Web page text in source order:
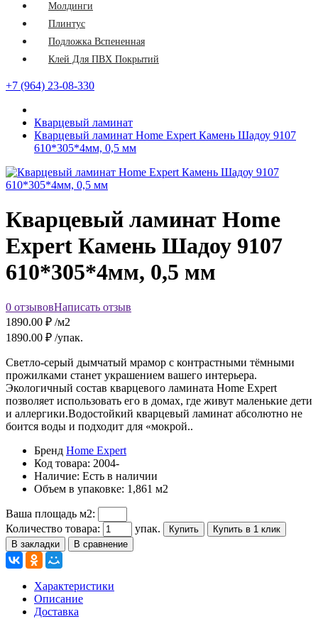
Молдинги
Плинтус
Подложка Вспененная
Клей Для ПВХ Покрытий
+7 (964) 23-08-330
Кварцевый ламинат
Кварцевый ламинат Home Expert Камень Шадоу 9107
610*305*4мм, 0,5 мм
Кварцевый ламинат Home
Expert Камень Шадоу 9107
610*305*4мм, 0,5 мм
0 отзывовНаписать отзыв
1890.00 ₽ /м2
1890.00 ₽ /упак.
Светло-серый дымчатый мрамор с контрастными тёмными
прожилками станет украшением вашего интерьера.
Экологичный состав кварцевого ламината Home Expert
позволяет использовать его в домах, где живут маленькие дети
и аллергики.Водостойкий кварцевый ламинат абсолютно не
боится воды и подходит для «мокрой..
Бренд Home Expert
Код товара: 2004-
Наличие: Есть в наличии
Объем в упаковке: 1,861 м2
Ваша площадь м2:
Количество товара:
упак. Купить
Купить в 1 клик
В закладки
В сравнение
Характеристики
Описание
Доставка